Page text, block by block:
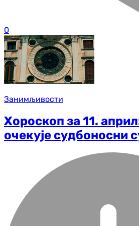
0
Занимљивости
Хороскоп за 11.
очекује судбоносни